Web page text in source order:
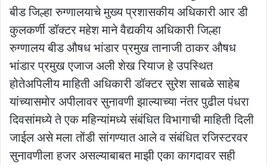
बीड जिल्हा रुग्णालयाचे मुख्य प्रशासकीय अधिकारी आर डी
कुलकर्णी डॉक्टर महेश माने वैद्यकीय अधिकारी जिल्हा
रुग्णालय बीड औषध भांडार प्रमुख तानाजी ठाकर औषध
भांडार प्रमुख एजाज अली शेख रियाज हे उपस्थित
होतेअपिलीय माहिती अधिकारी डॉक्टर सुरेश साबळे साहेब
यांच्यासमोर अपीलावर सुनावणी झाल्याच्या नंतर पुढील पंधरा
दिवसांमध्ये ते एक महिन्यांमध्ये संबंधित विभागाची माहिती दिली
जाईल असे मला तोंडी सांगण्यात आले व संबंधित रजिस्टरवर
सुनावणीला हजर असल्याबाबत माझी एका कागदावर सही